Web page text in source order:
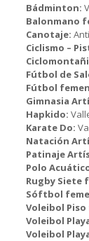
Bádminton:
Balonmano
Canotaje:
Ciclismo –
Fútbol de
Fútbol
Gimnasia
Hapkido:
Karate Do:
Natación
Patinaje
Polo
Rugby Siete
Sóftbol
Voleibol
Voleibol
Voleibol